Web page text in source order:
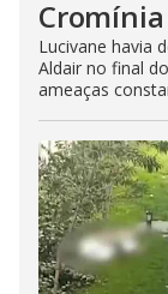
Cromínia
Lucivane havia
Aldair no final
ameaças